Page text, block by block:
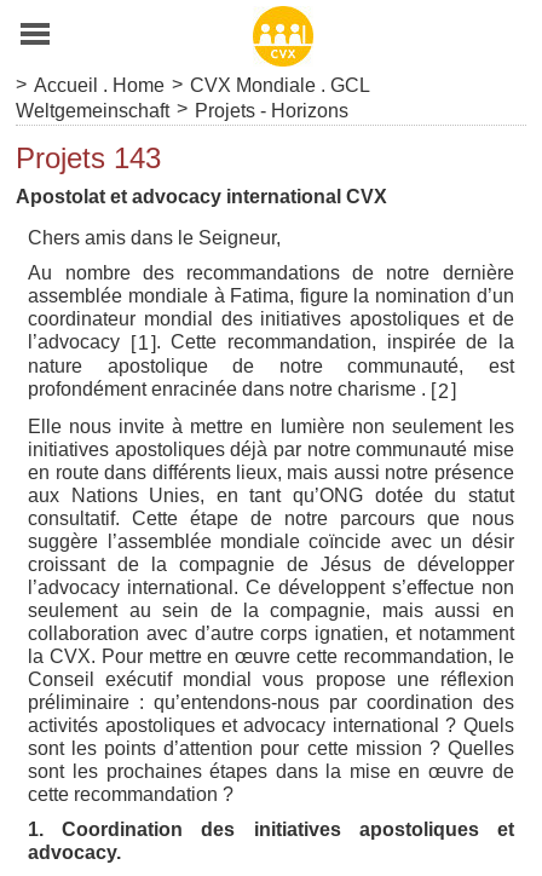
> Accueil . Home > CVX Mondiale . GCL
Weltgemeinschaft > Projets - Horizons
Projets 143
Apostolat et advocacy international CVX
Chers amis dans le Seigneur,
Au nombre des recommandations de notre dernière
assemblée mondiale à Fatima, figure la nomination d’un
coordinateur mondial des initiatives apostoliques et de
l’advocacy [1]. Cette recommandation, inspirée de la
nature apostolique de notre communauté, est
profondément enracinée dans notre charisme . [2 ]
Elle nous invite à mettre en lumière non seulement les
initiatives apostoliques déjà par notre communauté mise
en route dans différents lieux, mais aussi notre présence
aux Nations Unies, en tant qu’ONG dotée du statut
consultatif. Cette étape de notre parcours que nous
suggère l’assemblée mondiale coïncide avec un désir
croissant de la compagnie de Jésus de développer
l’advocacy international. Ce développent s’effectue non
seulement au sein de la compagnie, mais aussi en
collaboration avec d’autre corps ignatien, et notamment
la CVX. Pour mettre en œuvre cette recommandation, le
Conseil exécutif mondial vous propose une réflexion
préliminaire : qu’entendons-nous par coordination des
activités apostoliques et advocacy international ? Quels
sont les points d’attention pour cette mission ? Quelles
sont les prochaines étapes dans la mise en œuvre de
cette recommandation ?
1. Coordination des initiatives apostoliques et
advocacy.